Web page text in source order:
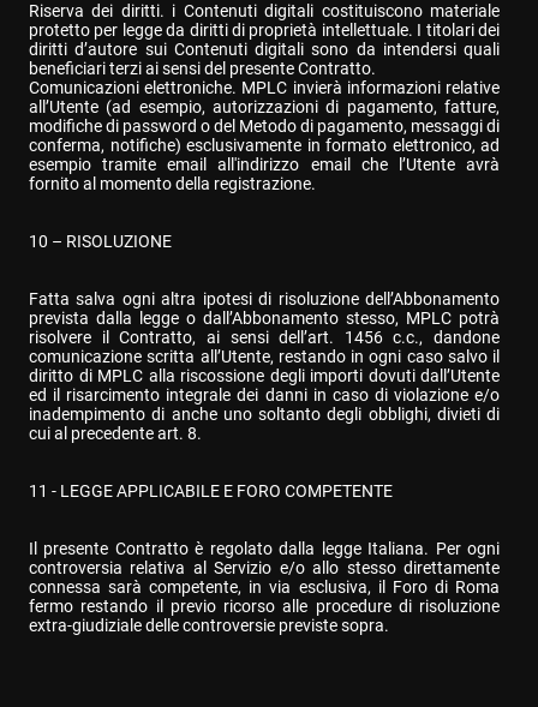
Riserva dei diritti. i Contenuti digitali costituiscono materiale
protetto per legge da diritti di proprietà intellettuale. I titolari dei
diritti d’autore sui Contenuti digitali sono da intendersi quali
beneficiari terzi ai sensi del presente Contratto.
Comunicazioni elettroniche. MPLC invierà informazioni relative
all’Utente (ad esempio, autorizzazioni di pagamento, fatture,
modifiche di password o del Metodo di pagamento, messaggi di
conferma, notifiche) esclusivamente in formato elettronico, ad
esempio tramite email all'indirizzo email che l’Utente avrà
fornito al momento della registrazione.
10 – RISOLUZIONE
Fatta salva ogni altra ipotesi di risoluzione dell’Abbonamento
prevista dalla legge o dall’Abbonamento stesso, MPLC potrà
risolvere il Contratto, ai sensi dell’art. 1456 c.c., dandone
comunicazione scritta all’Utente, restando in ogni caso salvo il
diritto di MPLC alla riscossione degli importi dovuti dall’Utente
ed il risarcimento integrale dei danni in caso di violazione e/o
inadempimento di anche uno soltanto degli obblighi, divieti di
cui al precedente art. 8.
11 - LEGGE APPLICABILE E FORO COMPETENTE
Il presente Contratto è regolato dalla legge Italiana. Per ogni
controversia relativa al Servizio e/o allo stesso direttamente
connessa sarà competente, in via esclusiva, il Foro di Roma
fermo restando il previo ricorso alle procedure di risoluzione
extra-giudiziale delle controversie previste sopra.